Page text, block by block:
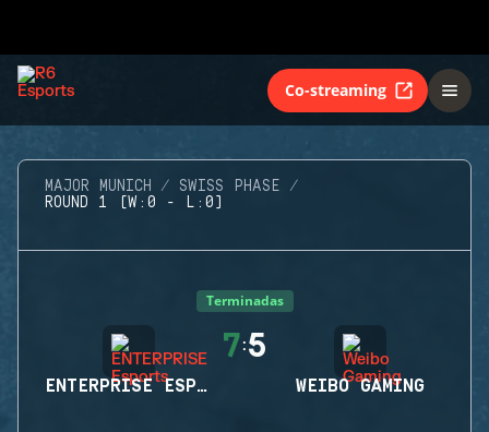
Co-streaming
MAJOR MUNICH
SWISS PHASE
ROUND 1 (W:0 - L:0)
Terminadas
ENTERPRISE ESPORTS
7:5
WEIBO GAMING